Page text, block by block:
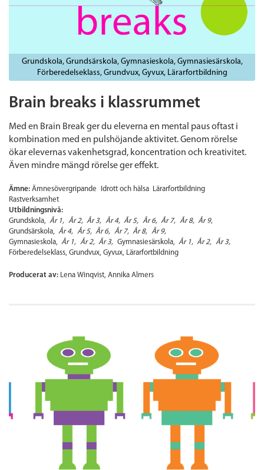
Grundskola Grundsärskola Gymnasieskola Gymnasiesärskola
Förberedelseklass Grundvux Gyvux Lärarfortbildning
Brain breaks i klassrummet
Med en Brain Break ger du eleverna en mental paus oftast i
kombination med en pulshöjande aktivitet. Genom rörelse
ökar elevernas vakenhetsgrad, koncentration och kreativitet.
Även mindre mängd rörelse ger effekt.
Ämne: Ämnesövergripande Idrott och hälsa
Lärarfortbildning
Rastverksamhet
Utbildningsnivå:
Grundskola
År 1 År 2 År 3 År 4 År 5 År 6 År 7 År 8
År 9
Grundsärskola
År 4 År 5 År 6 År 7 År 8
År 9
Gymnasieskola
År 1 År 2 År 3 Gymnasiesärskola År 1 År 2
År 3
Förberedelseklass Grundvux Gyvux Lärarfortbildning
Producerat av: Lena Winqvist, Annika Almers